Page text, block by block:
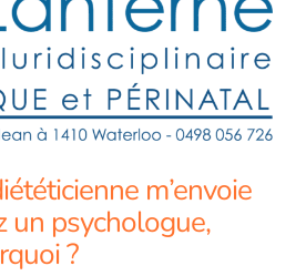
m’envoie
un psychologue,
?